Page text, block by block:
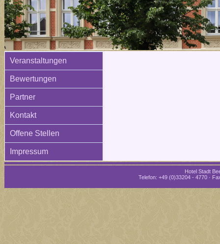
Veranstaltungen
Bewertungen
Partner
Kontakt
Offene Stellen
Impressum
Hotel Stadt
Telefon: +49 (0)33204 - 4770 ·